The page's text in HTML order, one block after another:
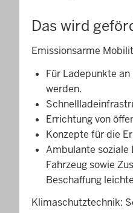
Das wird
Emissionsarme
Für Ladepunkte
werden.
Errichtung von
Konzepte für die
Ambulante soziale
Fahrzeug sowie
Beschaffung
Klimaschutztechnik: